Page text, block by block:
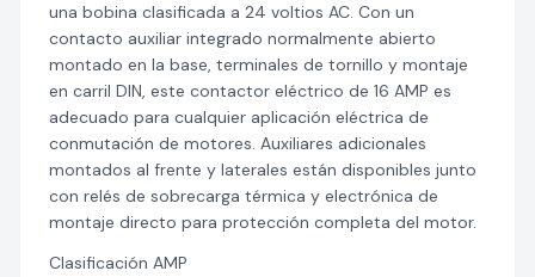
una bobina clasificada a 24 voltios AC. Con un
contacto auxiliar integrado normalmente abierto
montado en la base, terminales de tornillo y montaje
en carril DIN, este contactor eléctrico de 16 AMP es
adecuado para cualquier aplicación eléctrica de
conmutación de motores. Auxiliares adicionales
montados al frente y laterales están disponibles junto
con relés de sobrecarga térmica y electrónica de
montaje directo para protección completa del motor.
Clasificación AMP